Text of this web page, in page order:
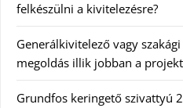
felkészülni a kivitelezésre?
Generálkivitelező vagy
megoldás illik jobban a
Grundfos keringető szivattyú